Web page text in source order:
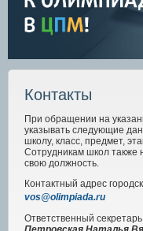
Контакты
При обращении на
указывать следующие
школу, класс, предмет,
Сотрудникам школ также
свою должность.
Контактный адрес
vos@olimpiada.ru
Ответственный секретарь